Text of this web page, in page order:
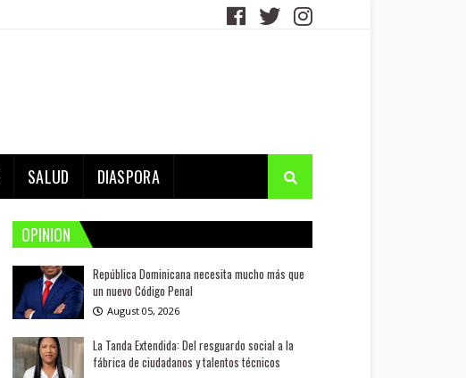
SALUD DIASPORA
OPINION
República Dominicana necesita mucho más que
un nuevo Código Penal
August 05, 2026
La Tanda Extendida: Del resguardo social a la
fábrica de ciudadanos y talentos técnicos